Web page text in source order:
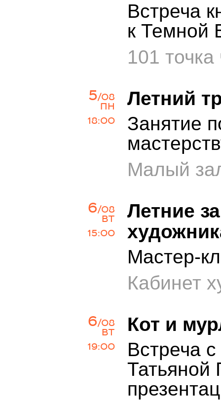
Встреча
к Темной
101 точка
5/08
ПН
18:00
Летний
Занятие
Малый
6/08
ВТ
15:00
Летние
Мастер-
Кабинет
6/08
ВТ
19:00
Кот и
Встреча
Татьяной